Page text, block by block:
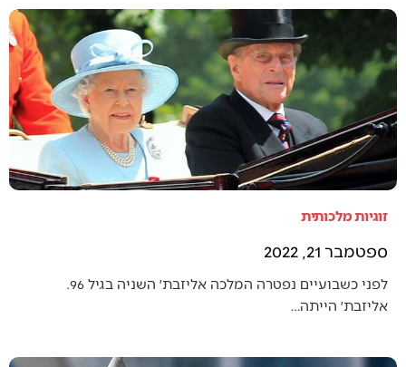
זוגיות מלכותית
ספטמבר 21, 2022
אליזבת׳ הייתה…